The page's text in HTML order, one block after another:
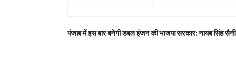
पंजाब में इस बार बनेगी डबल इंजन की भाजपा सरकार: नायब सिंह सैनी